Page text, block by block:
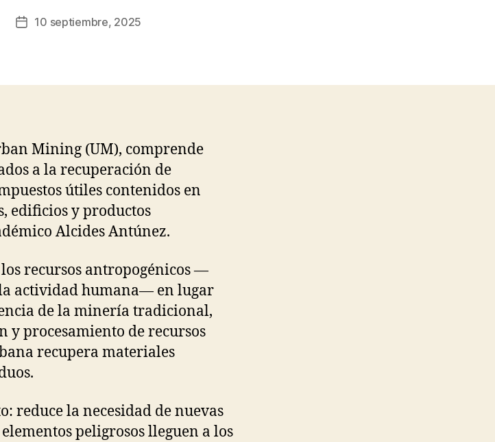
Fecha10 septiembre, 2025
Mining (UM), comprende
a la recuperación de
útiles contenidos en
edificios y productos
Alcides Antúnez.
recursos antropogénicos —
actividad humana— en lugar
de la minería tradicional,
y procesamiento de recursos
recupera materiales
reduce la necesidad de nuevas
peligrosos lleguen a los